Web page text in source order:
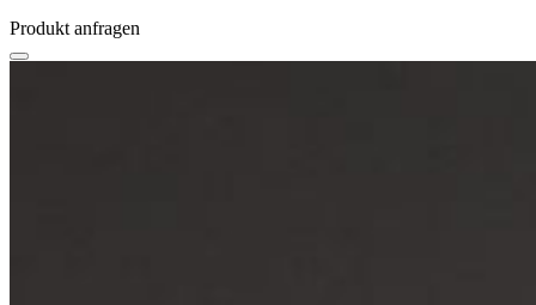
Produkt anfragen